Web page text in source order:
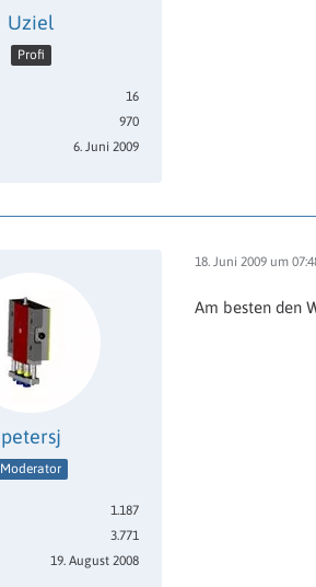
Uziel
Profi
16
970
6. Juni 2009
petersj
Moderator
1.187
3.771
19. August 2008
18. Juni 2009 um
Am besten den